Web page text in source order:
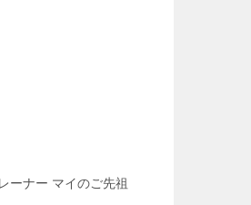
ーナー マイのご先祖